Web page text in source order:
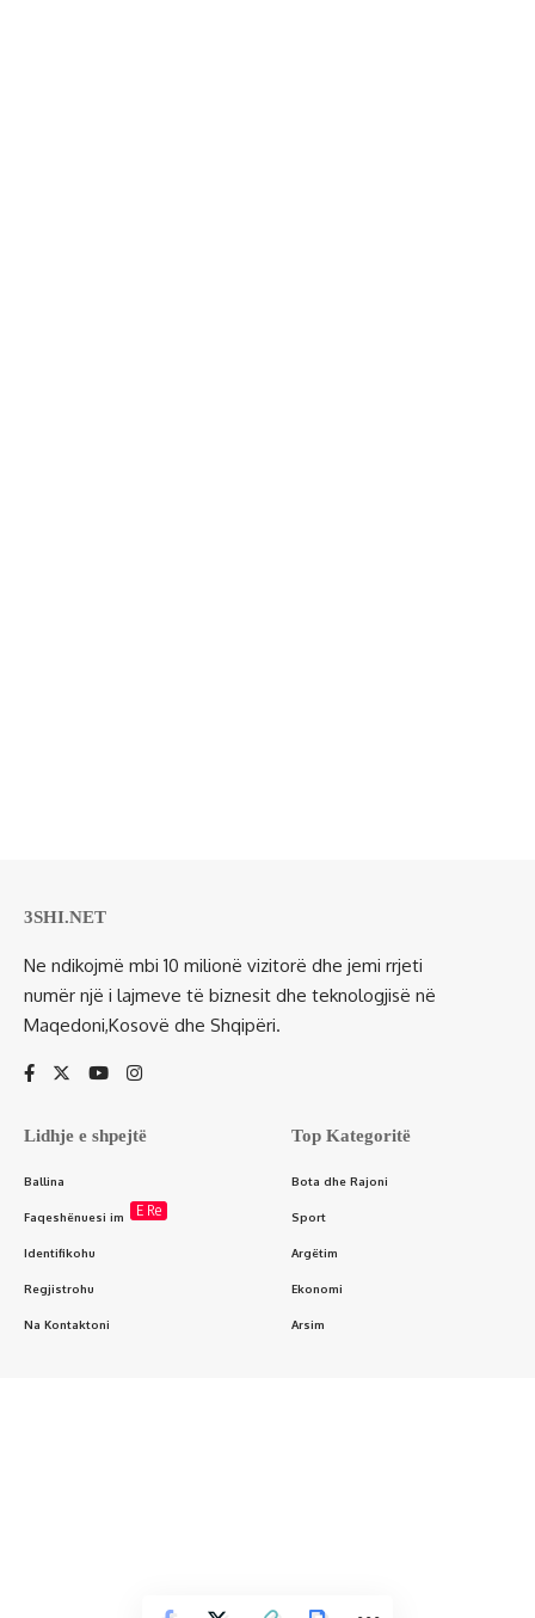
3SHI.NET
Ne ndikojmë mbi 10 milionë vizitorë dhe jemi rrjeti
numër një i lajmeve të biznesit dhe teknologjisë në
Maqedoni,Kosovë dhe Shqipëri.
Lidhje e shpejtë
Ballina
Faqeshënuesi im E Re
Identifikohu
Regjistrohu
Na Kontaktoni
Top Kategoritë
Bota dhe Rajoni
Sport
Argëtim
Ekonomi
Arsim